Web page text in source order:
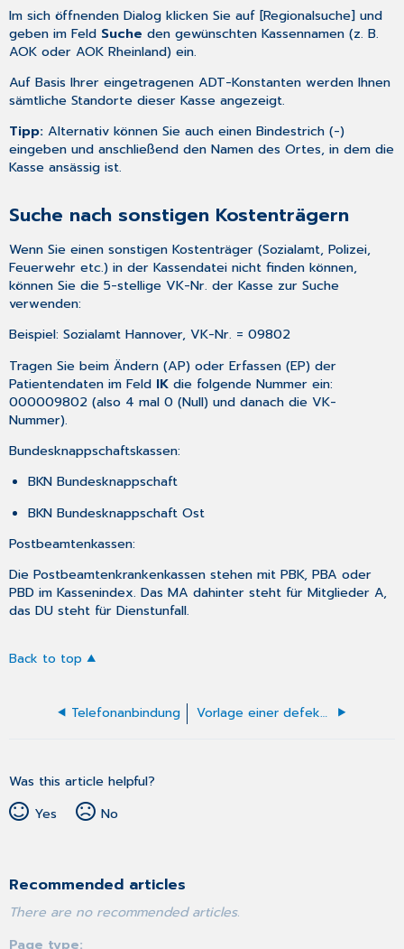
Im sich öffnenden Dialog klicken Sie auf [Regionalsuche] und
geben im Feld Suche den gewünschten Kassennamen (z. B.
AOK oder AOK Rheinland) ein.
Auf Basis Ihrer eingetragenen ADT-Konstanten werden Ihnen
sämtliche Standorte dieser Kasse angezeigt.
Tipp:Alternativ können Sie auch einen Bindestrich (-)
eingeben und anschließend den Namen des Ortes, in dem die
Kasse ansässig ist.
Suche nach sonstigen Kostenträgern
Wenn Sie einen sonstigen Kostenträger (Sozialamt, Polizei,
Feuerwehr etc.) in der Kassendatei nicht finden können,
können Sie die 5-stellige VK-Nr. der Kasse zur Suche
verwenden:
Beispiel: Sozialamt Hannover, VK-Nr. = 09802
Tragen Sie beim Ändern (AP) oder Erfassen (EP) der
Patientendaten im Feld IK die folgende Nummer ein:
000009802 (also 4 mal 0 (Null) und danach die VK-
Nummer).
Bundesknappschaftskassen:
BKN Bundesknappschaft
BKN Bundesknappschaft Ost
Postbeamtenkassen:
Die Postbeamtenkrankenkassen stehen mit PBK, PBA oder
PBD im Kassenindex. Das MA dahinter steht für Mitglieder A,
das DU steht für Dienstunfall.
Back to top
Telefonanbindung Vorlage einer defekten Krankenversichertenkarte
Was this article helpful?
Yes
No
Recommended articles
There are no recommended articles.
Page type